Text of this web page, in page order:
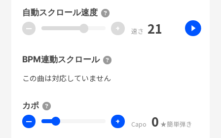
自動スクロール速度
ー + 速さ 21
BPM連動スクロール
この曲は対応していません
カポ
ー + Capo 0 ★簡単弾き